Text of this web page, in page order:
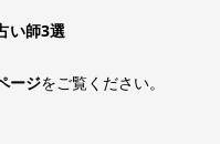
い師3選
ージをご覧ください。